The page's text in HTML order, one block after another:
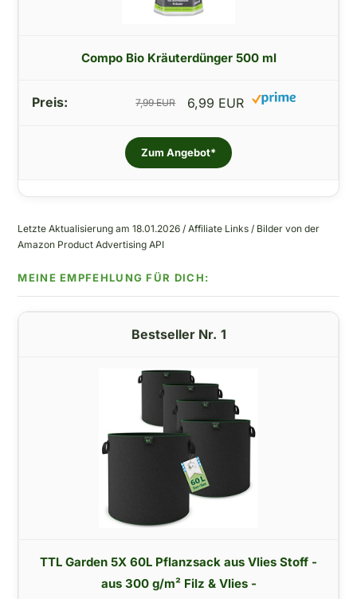
Compo Bio Kräuterdünger 500 ml
7,99 EUR 6,99 EUR
Zum Angebot*
Letzte Aktualisierung am 18.01.2026 / Affiliate Links / Bilder von der
Amazon Product Advertising API
1
TTL Garden 5X 60L Pflanzsack aus Vlies Stoff -
aus 300 g/m² Filz & Vlies -